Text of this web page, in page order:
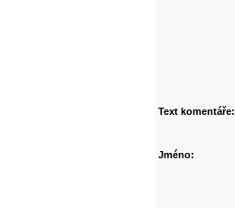
Text komentáře:
Jméno: